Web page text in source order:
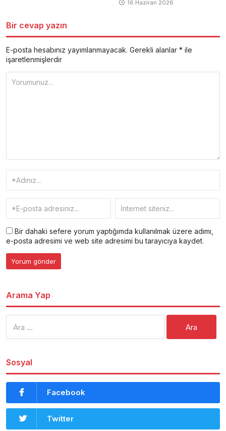
16 Haziran 2026
Bir cevap yazın
E-posta hesabınız yayımlanmayacak. Gerekli alanlar * ile
işaretlenmişlerdir
Bir dahaki sefere yorum yaptığımda kullanılmak üzere adımı,
e-posta adresimi ve web site adresimi bu tarayıcıya kaydet.
Arama Yap
Sosyal
Facebook
Twitter